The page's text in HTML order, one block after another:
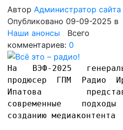
Автор Администратор сайта
Опубликовано 09-09-2025 в
Наши анонсы Всего
комментариев: 0
На ВЭФ-2025
продюсер ГПМ Радио
Ипатова
современные
созданию медиаконтента